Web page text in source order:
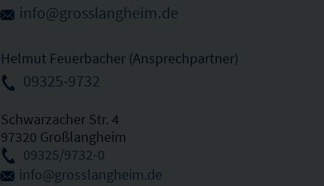
info@grosslangheim.de
Helmut Feuerbacher (Ansprechpartner)
09325-9732
Schwarzacher Str. 4
97320 Großlangheim
09325/9732-0
info@grosslangheim.de